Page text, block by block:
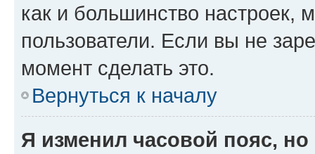
как и большинство настроек,
пользователи. Если вы не
момент сделать это.
Вернуться к началу
Я изменил часовой пояс,